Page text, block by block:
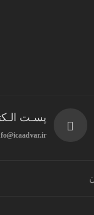
پسـت